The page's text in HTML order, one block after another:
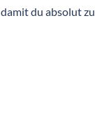
damit du absolut